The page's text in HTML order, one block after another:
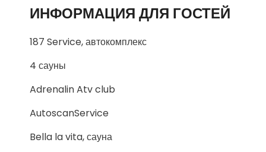
ИНФОРМАЦИЯ ДЛЯ ГОСТЕЙ
187 Service, автокомплекс
4 сауны
Adrenalin Atv club
AutoscanService
Bella la vita, сауна